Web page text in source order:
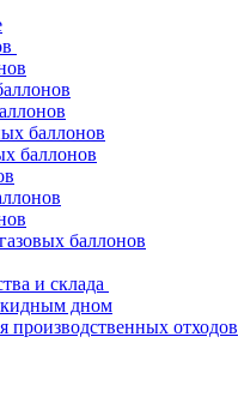
баллонов
баллонов
баллонов
и склада
дном
отходов